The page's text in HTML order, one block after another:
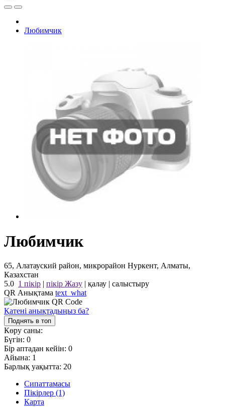
Любимчик
Любимчик
65, Алатауский район, микрорайон Нуркент, Алматы,
Казахстан
5.0 1 пікір | пікір Жазу | қалау | салыстыру
QR Анықтама text_what
Қатені анықтадыңыз ба?
Поднять в топ
Көру саны:
Бүгін: 0
Бір аптадан кейін: 0
Айына: 1
Барлық уақытта: 20
Сипаттамасы
Пікірлер (1)
Карта